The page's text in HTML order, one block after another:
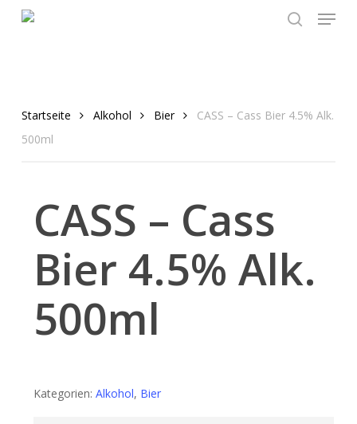
Menu
Startseite Alkohol Bier
CASS – Cass Bier 4.5% Alk.
500ml
CASS – Cass
Bier 4.5% Alk.
500ml
Kategorien: Alkohol, Bier